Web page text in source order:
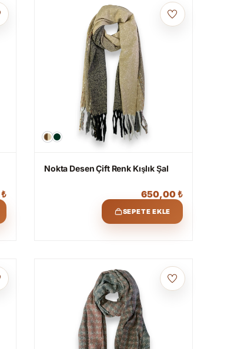
₺
Nokta Desen Çift Renk Kışlık Şal
650,00₺
SEPETE EKLE